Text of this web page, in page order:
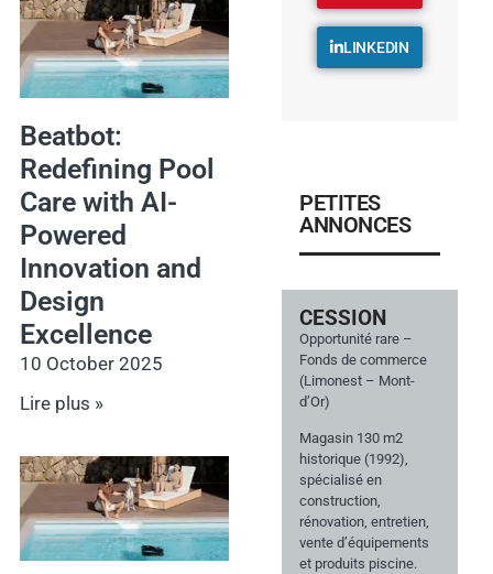
Beatbot:
Redefining Pool
Care with AI-
Powered
Innovation and
Design
Excellence
10 October 2025
Lire plus »
LINKEDIN
PETITES
ANNONCES
CESSION
Opportunité rare –
Fonds de commerce
(Limonest – Mont-
d’Or)
Magasin 130 m2
historique (1992),
spécialisé en
construction,
rénovation, entretien,
vente d’équipements
et produits piscine.